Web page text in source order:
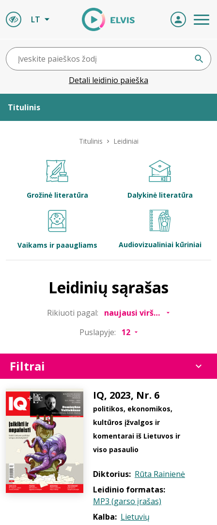
LT
Detali leidinio paieška
Titulinis
Bibliotekoms
Titulinis Leidiniai
Grožinė literatūra Dalykinė literatūra
Vaikams ir paaugliams Audiovizualiniai kūriniai
Leidinių sąrašas
Rikiuoti pagal:
Puslapyje:
Filtrai
IQ, 2023, Nr. 6
politikos, ekonomikos,
kultūros įžvalgos ir
komentarai iš Lietuvos ir
viso pasaulio
Diktorius: Rūta Rainienė
Leidinio formatas:
MP3 (garso įrašas)
Kalba: Lietuvių